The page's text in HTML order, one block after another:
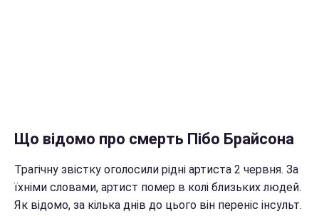
Що відомо про смерть Пібо Брайсона
Трагічну звістку оголосили рідні артиста 2 червня. За
їхніми словами, артист помер в колі близьких людей.
Як відомо, за кілька днів до цього він переніс інсульт.